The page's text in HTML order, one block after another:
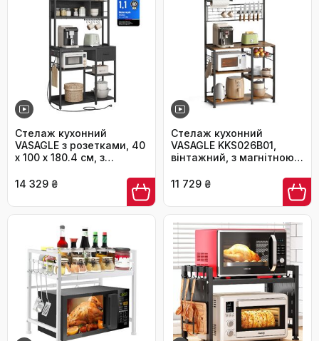
Стелаж кухонний
VASAGLE з розетками, 40
x 100 x 180.4 см, з
полицями, ящик з
антрацит-чорний
14 329 ₴
Стелаж кухонний
VASAGLE KKS026B01,
вінтажний, з магнітною
кошиком та тримачем
11 729 ₴